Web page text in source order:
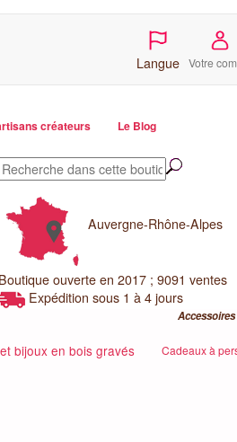
Langue Votre
créateurs Le Blog
Auvergne-Rhône-Alpes
Boutique ouverte en 2017 ; 9091 ventes
Expédition sous 1 à 4 jours
bijoux en bois gravés Cadeaux à